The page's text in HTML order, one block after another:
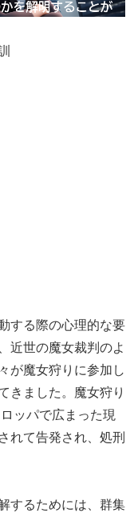
する際の心理的な要
近世の魔女裁判のよ
が魔女狩りに参加し
きました。魔女狩り
ッパで広まった現
れて告発され、処刑
するためには、群集